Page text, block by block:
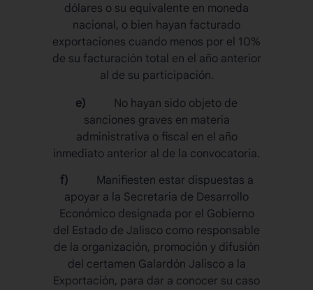
dólares o su equivalente en moneda
nacional, o bien hayan facturado
exportaciones cuando menos por el 10%
de su facturación total en el año anterior
al de su participación.
e) No hayan sido objeto de
sanciones graves en materia
administrativa o fiscal en el año
inmediato anterior al de la convocatoria.
f) Manifiesten estar dispuestas a
apoyar a la Secretaria de Desarrollo
Económico designada por el Gobierno
del Estado de Jalisco como responsable
de la organización, promoción y difusión
del certamen Galardón Jalisco a la
Exportación, para dar a conocer su caso